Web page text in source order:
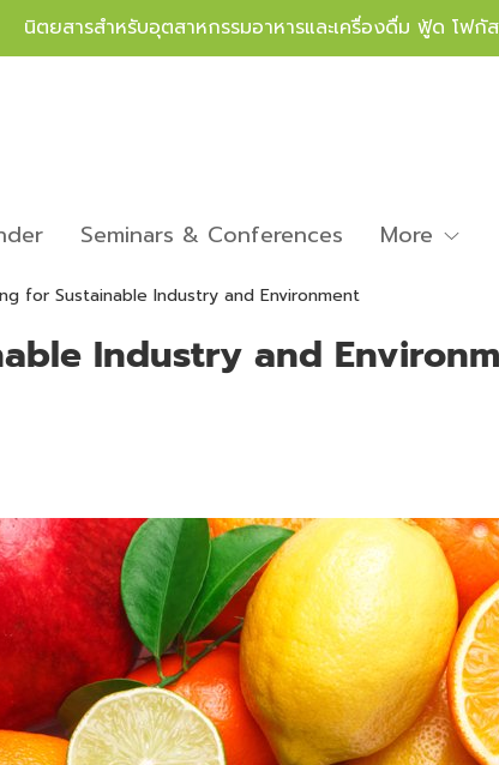
นิตยสารสำหรับอุตสาหกรรมอาหารและเครื่องดื่ม ฟู้ด โฟกั
Seminars & Conferences More
for Sustainable Industry and Environment
Industry and